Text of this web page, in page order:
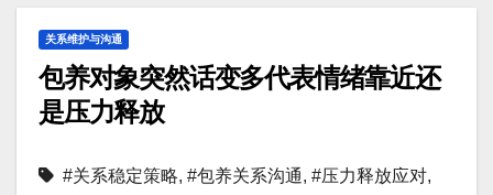
关系维护与沟通
包养对象突然话变多代表情绪靠近还
是压力释放
#关系稳定策略, #包养关系沟通, #压力释放应对,